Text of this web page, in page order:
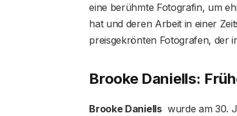
eine berühmte Fotografin, um
hat und deren Arbeit in einer
preisgekrönten Fotografen, der
Brooke Daniells:
Brooke Daniellswurde am 30.